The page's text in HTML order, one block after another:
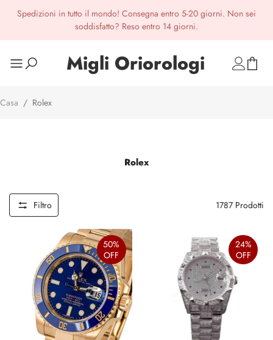
Spedizioni in tutto il mondo! Consegna entro 5-20 giorni. Non sei
soddisfatto? Reso entro 14 giorni.
Migli Oriorologi
Casa / Rolex
Rolex
Filtro 1787 Prodotti
50%
OFF
24%
OFF